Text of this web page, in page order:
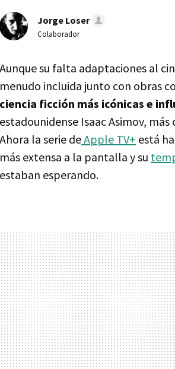
Jorge Loser
Colaborador
Aunque su falta adaptaciones al
menudo incluida junto con obras
ciencia ficción más icónicas e
estadounidense Isaac Asimov,
Ahora la serie deApple TV+ está
más extensa a la pantalla y su
estaban esperando.